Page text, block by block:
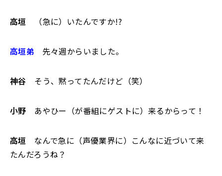
高垣 （急に）いたんですか!?
高垣弟 先々週からいました。
神谷 そう、黙ってたんだけど（笑）
小野 あやひー（が番組にゲストに）来るからって！
高垣 なんで急に（声優業界に）こんなに近づいて来
たんだろうね？